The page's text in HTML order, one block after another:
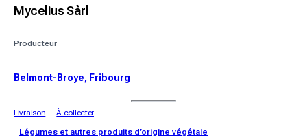
Mycelius Sàrl
Producteur
Belmont-Broye, Fribourg
Livraison
À collecter
Légumes et autres produits d’origine végétale